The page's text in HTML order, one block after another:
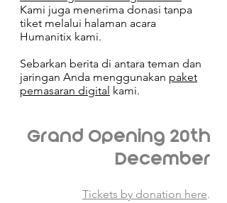
Kami juga menerima donasi tanpa
tiket melalui halaman acara
Humanitix kami.
Sebarkan berita di antara teman dan
jaringan Anda menggunakan paket
pemasaran digital kami.
Grand Opening 20th
December
Tickets by donation here.